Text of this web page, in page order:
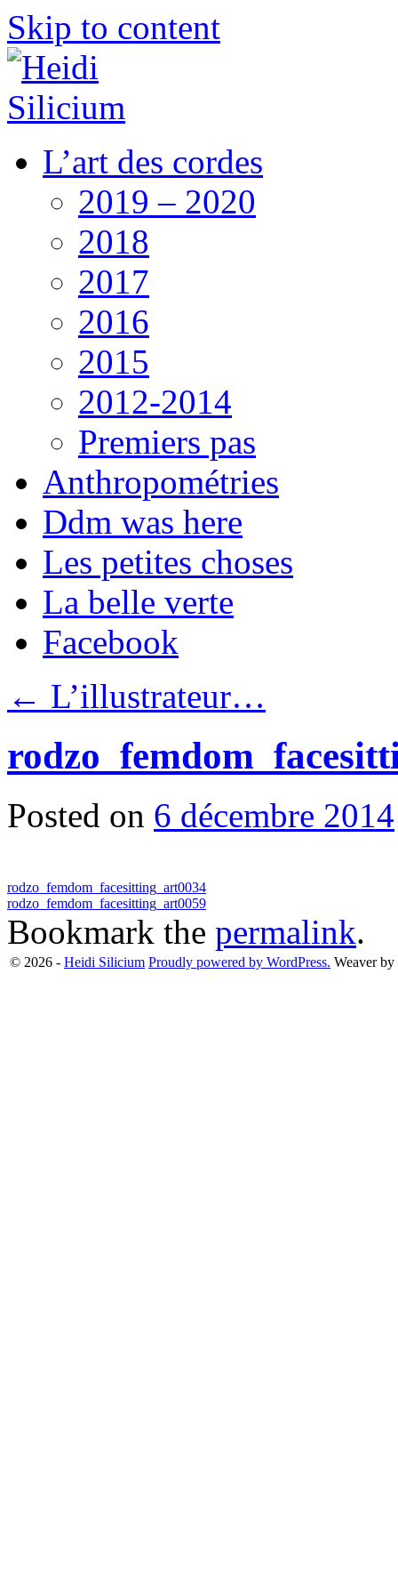
Skip to content
L’art des cordes
2019 – 2020
2018
2017
2016
2015
2012-2014
Premiers pas
Anthropométries
Ddm was here
Les petites choses
La belle verte
Facebook
← L’illustrateur…
Posted on 6 décembre 2014
rodzo_femdom_facesitting_art0034
rodzo_femdom_facesitting_art0059
Bookmark the permalink.
© 2026 - Heidi Silicium Proudly powered by WordPress. Weaver